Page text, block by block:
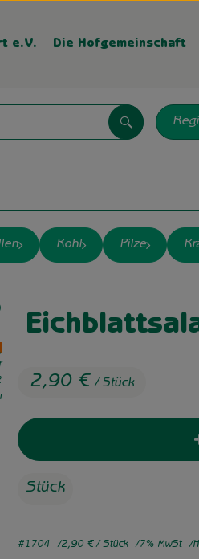
e.V. Die Hofgemeinschaft
Suchen
Kohl Pilze
2,90 €/ Stück
Produkt zu Favouriten hinzufügen
Stück
#1704 2,90 €/ Stück 7% MwSt